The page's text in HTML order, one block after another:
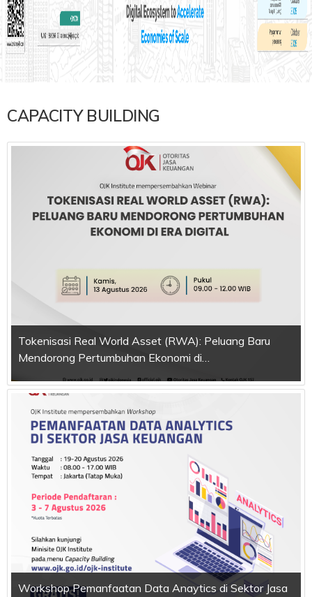
CAPACITY BUILDING
Tokenisasi Real World Asset (RWA): Peluang Baru
Mendorong Pertumbuhan Ekonomi di…
Workshop Pemanfaatan Data Anaytics di Sektor Jasa